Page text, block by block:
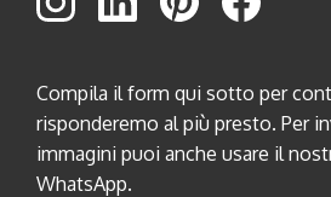
Compila il form qui sotto per
risponderemo al più presto. Per
immagini puoi anche usare il
WhatsApp.